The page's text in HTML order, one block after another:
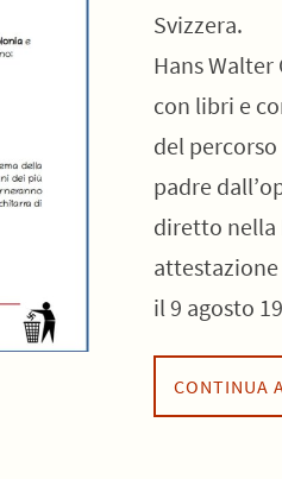
Svizzera.
Hans
con libri e
del
padre
diretto nella
il 9 agosto
CONTINUA